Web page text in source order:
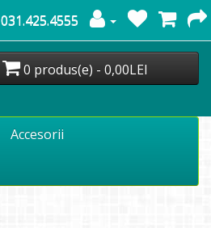
031.425.4555
0 produs(e) - 0,00LEI
Accesorii